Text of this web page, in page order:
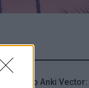
Análise do Anki Vector: